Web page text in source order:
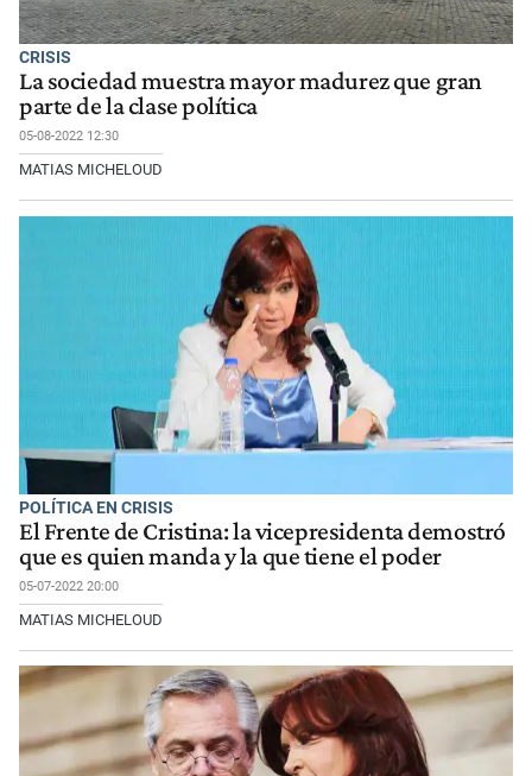
CRISIS
La sociedad muestra mayor madurez que gran
parte de la clase política
05-08-2022 12:30
MATIAS MICHELOUD
POLÍTICA EN CRISIS
El Frente de Cristina: la vicepresidenta demostró
que es quien manda y la que tiene el poder
05-07-2022 20:00
MATIAS MICHELOUD